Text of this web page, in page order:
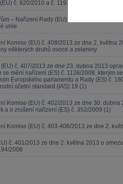
č. 920/2010 a č. 1193/2011 (1)
– Nařízení Rady (EU) č. 216/2013 ze dne
unie
Komise (EU) č. 408/2013 ze dne 2. května
některých druhů ovoce a zeleniny
č. 407/2013 ze dne 23. dubna 2013
se mění nařízení (ES) č. 1126/2008, kterým
Evropského parlamentu a Rady (ES) č.
účetní standard (IAS) 19 (1)
Komise (EU) č. 402/2013 ze dne 30.
a o zrušení nařízení (ES) č. 352/2009 (1)
Komise (EU) č. 403-406/2013 ze dne 2.
č. 401/2013 ze dne 2. května 2013 o
2008
JUDr. Tomáš Sokol
Kurzy lektora